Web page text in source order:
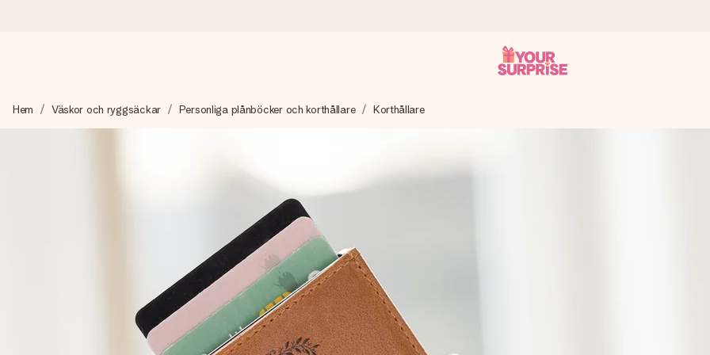
Vi skapar din gåva med omsorg och skickar den blixtsnabbt – så att du kan ge den i precis rätt tid, när det betyder som mest.
4,6 (baserat på +15 000 recensioner)
Våra gåvor inspirerar. Kunder ger oss 4,6 på Google Reviews.
Skapa något unikt med bara några få steg – med hennes namn, ditt foto eller ett meddelande som verkligen berör hennes hjärta.
Hem Väskor och ryggsäckar Personliga plånböcker och korthållare Korthållare